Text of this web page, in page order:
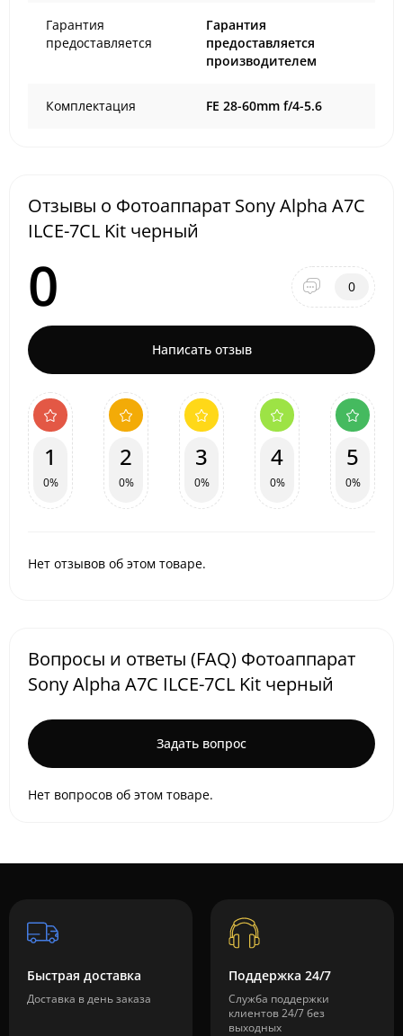
Гарантия
предоставляется
Гарантия
предоставляется
производителем
Комплектация FE 28-60mm f/4-5.6
Отзывы о Фотоаппарат Sony Alpha A7C
ILCE-7CL Kit черный
0 0
Написать отзыв
1
0%
2
0%
3
0%
4
0%
5
0%
Нет отзывов об этом товаре.
Вопросы и ответы (FAQ) Фотоаппарат
Sony Alpha A7C ILCE-7CL Kit черный
Задать вопрос
Нет вопросов об этом товаре.
Быстрая доставка
Доставка в день заказа
Поддержка 24/7
Служба поддержки
клиентов 24/7 без
выходных